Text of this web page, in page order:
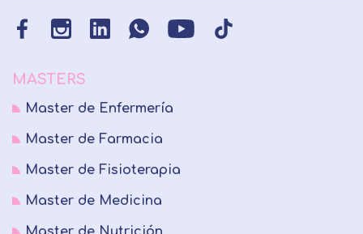
MASTERS
Master de Enfermería
Master de Farmacia
Master de Fisioterapia
Master de Medicina